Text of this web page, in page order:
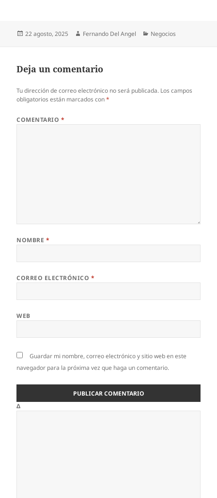
Publicado
22 agosto, 2025 Autor
Fernando Del Angel Categorías
Negocios
Deja un comentario
Tu dirección de correo electrónico no será publicada. Los campos
obligatorios están marcados con*
COMENTARIO *
NOMBRE *
CORREO ELECTRÓNICO *
WEB
Guardar mi nombre, correo electrónico y sitio web en este
navegador para la próxima vez que haga un comentario.
Δ